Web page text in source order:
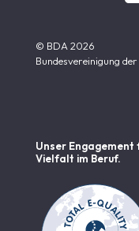
© BDA 2026
Bundesvereinigung
Unser Engagement
Vielfalt im Beruf.